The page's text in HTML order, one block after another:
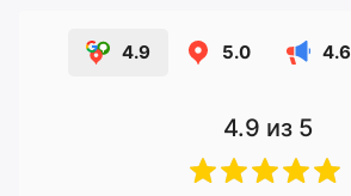
4.9 5.0 4.6
4.9 из 5